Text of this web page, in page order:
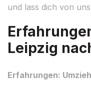
und lass dich von
Leipzig
Erfahrungen: